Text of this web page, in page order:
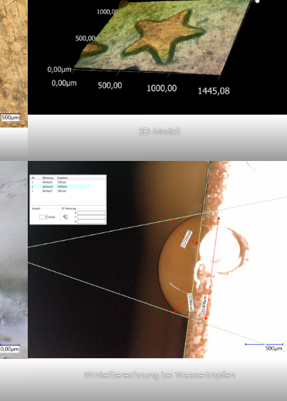
3D-Modell
Winkelberechnung bei Wassertropfen